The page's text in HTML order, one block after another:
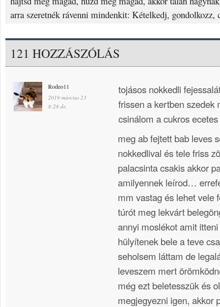
arra szeretnék rávenni mindenkit: Kételkedj, gondolkozz,
121 HOZZÁSZÓLÁS
Rodeo11
2019 március 23
8:28 de.
tojásos nokkedli
frissen a kertben szedek
csinálom a cukros
meg ab fejtett bab leves
nokkedlival és tele friss
palacsinta csakis akkor
amilyennek leírod…
mm vastag és lehet vele
túrót meg lekvárt
annyi moslékot amit
hülyítenek bele a teve
seholsem láttam de
leveszem mert
még ezt beletesszük és
megjegyezni igen, akkor